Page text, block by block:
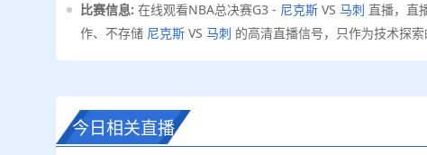
比赛信息: 在线观看NBA总决赛G3 - 尼克斯 VS 马刺 直播，直
作、不存储 尼克斯 VS 马刺 的高清直播信号，只作为技术探索
今日相关直播